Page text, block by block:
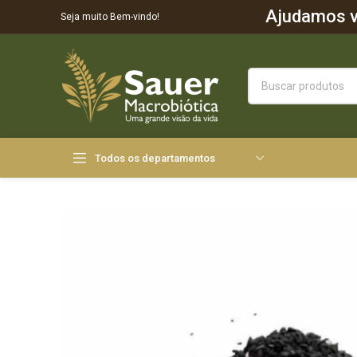
Seja muito Bem-vindo! Ajudamos
Todos os departamentos